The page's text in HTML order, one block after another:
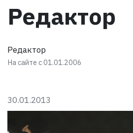
Редактор
Редактор
На сайте с 01.01.2006
30.01.2013